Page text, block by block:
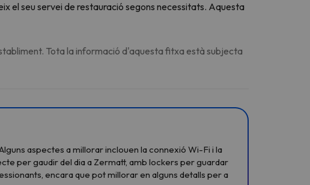
el seu servei de restauració segons necessitats. Aquesta
Tota la informació d'aquesta fitxa està subjecta
aspectes a millorar inclouen la connexió Wi-Fi i la
per gaudir del dia a Zermatt, amb lockers per guardar
encara que pot millorar en alguns detalls per a